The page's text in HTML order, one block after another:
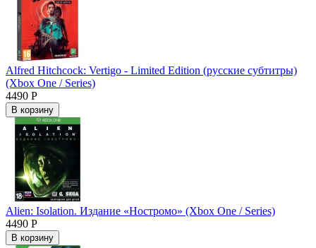
Alfred Hitchcock: Vertigo - Limited Edition (русские субтитры)
(Xbox One / Series)
4490 Р
В корзину
Alien: Isolation. Издание «Ностромо» (Xbox One / Series)
4490 Р
В корзину